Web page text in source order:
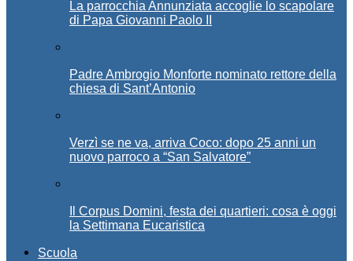
La parrocchia Annunziata accoglie lo scapolare
di Papa Giovanni Paolo II
Padre Ambrogio Monforte nominato rettore della
chiesa di Sant’Antonio
Verzì se ne va, arriva Coco: dopo 25 anni un
nuovo parroco a “San Salvatore”
Il Corpus Domini, festa dei quartieri: cosa è oggi
la Settimana Eucaristica
Scuola